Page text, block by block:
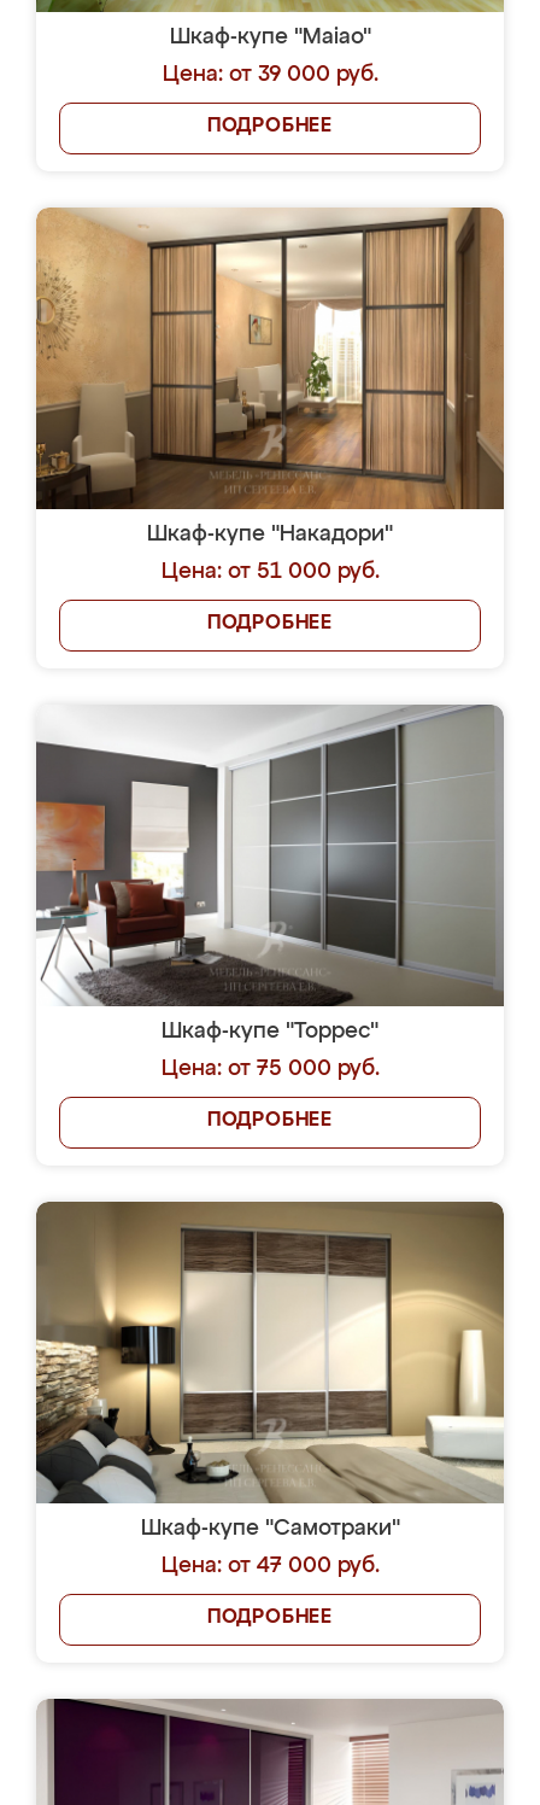
Шкаф-купе "Maiao"
Цена: от 39 000 руб.
ПОДРОБНЕЕ
Шкаф-купе "Накадори"
Цена: от 51 000 руб.
ПОДРОБНЕЕ
Шкаф-купе "Торрес"
Цена: от 75 000 руб.
ПОДРОБНЕЕ
Шкаф-купе "Самотраки"
Цена: от 47 000 руб.
ПОДРОБНЕЕ